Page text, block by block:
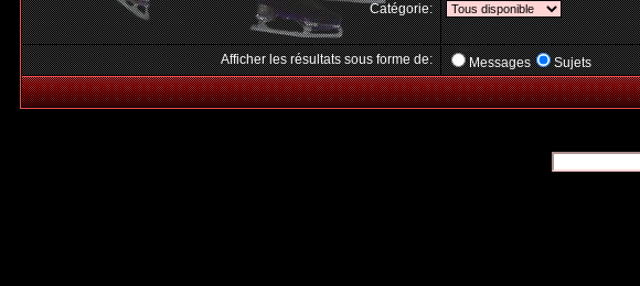
Catégorie:
Afficher les résultats sous forme de:
Messages Sujets